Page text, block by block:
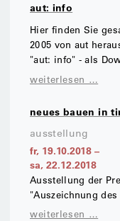
aut: info
Hier finden Sie
2005 von aut
"aut: info" - als
weiterlesen …
neues bauen in
ausstellung
fr, 19.10.2018 –
sa, 22.12.2018
Ausstellung der
"Auszeichnung
weiterlesen …